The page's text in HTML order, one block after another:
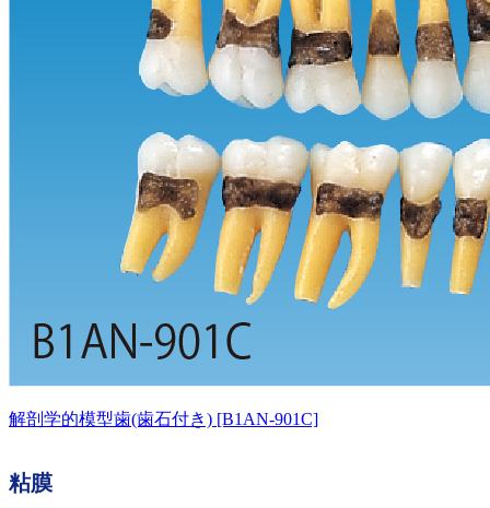
解剖学的模型歯(歯石付き) [B1AN-901C]
粘膜